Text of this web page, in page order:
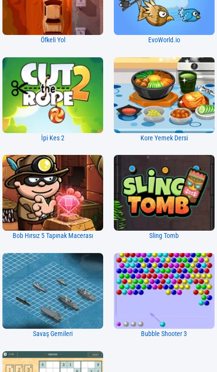
Öfkeli Yol EvoWorld.io
İpi Kes 2 Kore Yemek Dersi
Bob Hırsız 5 Tapınak Macerası Sling Tomb
Savaş Gemileri Bubble Shooter 3